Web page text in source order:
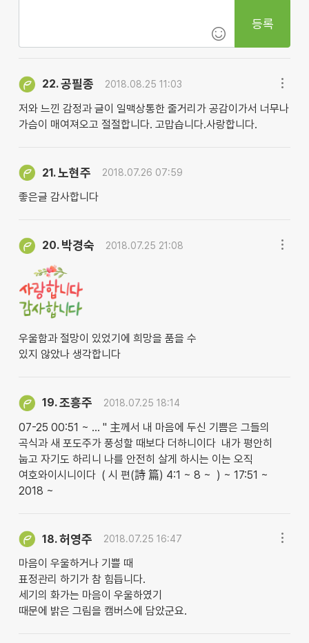
등록
22.공필종 2018.08.25 11:03
저와 느낀 감정과 글이 일맥상통한 줄거리가 공감이가서 너무나
가슴이 매여져오고 절절합니다. 고맙습니다.사랑합니다.
21.노현주 2018.07.26 07:59
좋은글 감사합니다
20. 박경숙 2018.07.25 21:08
우울함과 절망이 있었기에 희망을 품을 수
있지 않았나 생각합니다
19.조흥주 2018.07.25 18:14
07-25 00:51 ~ … " 主께서 내 마음에 두신 기쁨은 그들의
곡식과 새 포도주가 풍성할 때보다 더하니이다 내가 평안히
눕고 자기도 하리니 나를 안전히 살게 하시는 이는 오직
여호와이시니이다 ( 시 편(詩 篇) 4:1 ~ 8 ~ ) ~ 17:51 ~
2018 ~
18.허영주 2018.07.25 16:47
마음이 우울하거나 기쁠 때
표정관리 하기가 참 힘듭니다.
세기의 화가는 마음이 우울하였기
때문에 밝은 그림을 캠버스에 담았군요.